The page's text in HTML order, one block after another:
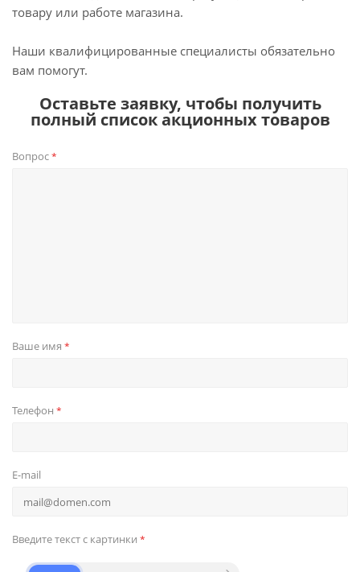
товару или работе магазина.
Наши квалифицированные специалисты обязательно
вам помогут.
Оставьте заявку, чтобы получить
полный список акционных товаров
Вопрос*
Ваше имя *
Телефон *
E-mail
Введите текст с картинки *